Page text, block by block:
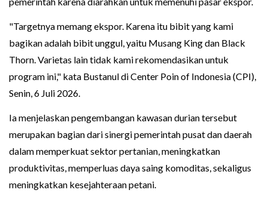
"Targetnya memang ekspor. Karena itu bibit yang kami
bagikan adalah bibit unggul, yaitu Musang King dan Black
Thorn. Varietas lain tidak kami rekomendasikan untuk
program ini," kata Bustanul di Center Poin of Indonesia (CPI),
Senin, 6 Juli 2026.
Ia menjelaskan pengembangan kawasan durian tersebut
merupakan bagian dari sinergi pemerintah pusat dan daerah
dalam memperkuat sektor pertanian, meningkatkan
produktivitas, memperluas daya saing komoditas, sekaligus
meningkatkan kesejahteraan petani.